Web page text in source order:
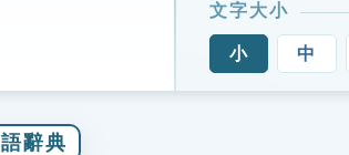
文字大小
小 中
辭典